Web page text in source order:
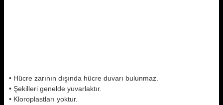
• Hücre zarının dışında hücre duvarı bulunmaz.
• Şekilleri genelde yuvarlaktır.
• Kloroplastları yoktur.